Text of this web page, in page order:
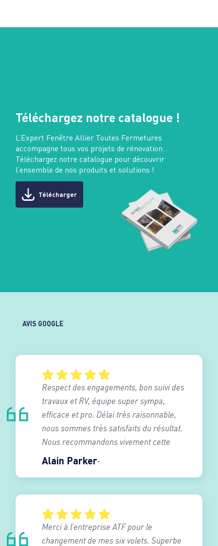
Téléchargez notre catalogue !
L’Expert Fenêtre Allier Toutes Fermetures
accompagne tous vos projets de rénovation.
Téléchargez notre catalogue pour découvrir
l’ensemble de nos produits et solutions !
Télécharger
AVIS GOOGLE
Alain Parker
Respect des engagements, bon suivi des
travaux et RV, équipe super sympa,
efficace et pro. Délai très raisonnable,
nous sommes très satisfaits du résultat.
Nous recommandons vivement cette
entreprise.
Merci à l’entreprise ATF pour le
changement de mes six volets. Superbe